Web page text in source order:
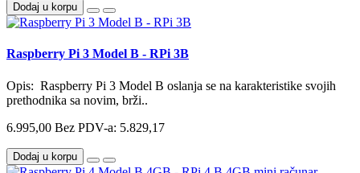
Dodaj u korpu
Raspberry Pi 3 Model B - RPi 3B
Opis: Raspberry Pi 3 Model B oslanja se na karakteristike svojih
prethodnika sa novim, brži..
6.995,00 Bez PDV-a: 5.829,17
Dodaj u korpu